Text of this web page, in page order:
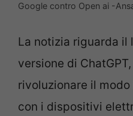
Google contro Open ai -
La notizia riguarda il
versione di
rivoluzionare il
con i dispositivi